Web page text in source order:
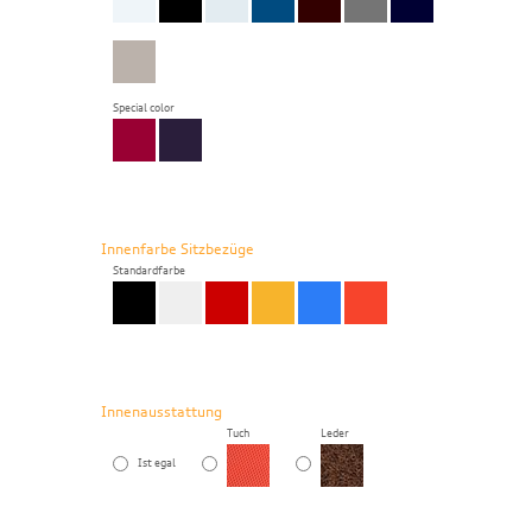
Special color
Innenfarbe Sitzbezüge
Standardfarbe
Innenausstattung
Ist egal
Tuch Leder